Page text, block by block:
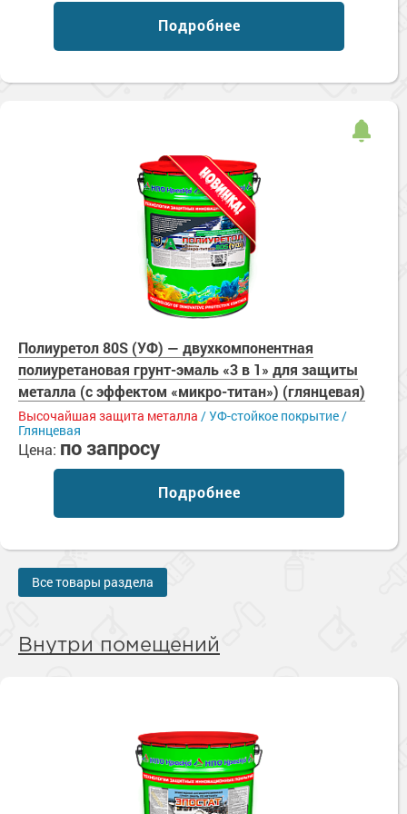
Сопутствующие товары
Подробнее
Полиуретол 80S (УФ) — двухкомпонентная
полиуретановая грунт-эмаль «3 в 1» для защиты
металла (с эффектом «микро-титан») (глянцевая)
Высочайшая защита металла / УФ-стойкое покрытие /
Глянцевая
Цена: по запросу
Подробнее
Все товары раздела
Внутри помещений